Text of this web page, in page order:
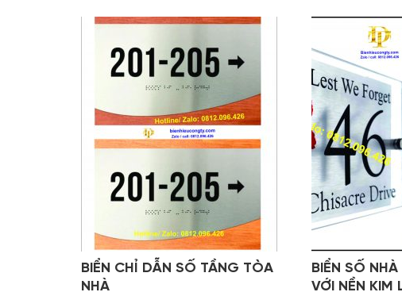
BIỂN CHỈ DẪN SỐ TẦNG TÒA
NHÀ
BIỂN SỐ
VỚI NỀN KIM